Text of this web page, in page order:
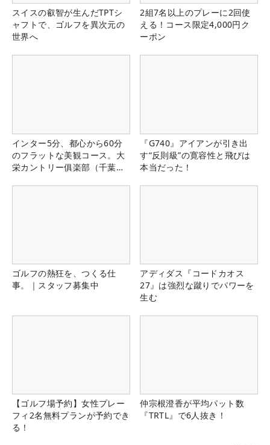
スイスの叡智が生んだTPTシ
ャフトで、ゴルフを異次元の
世界へ
2組7名以上のプレーに2回使
える！コース限定4,000円ク
ーポン
インター5分、都心から60分
のフラットな美観コース。大
栄カントリー俱楽部（千葉
『G740』アイアンが引き出
す“反則級”の寛容性と飛びは
本当だった！
ゴルフの熱狂を、つくる仕
事。｜スタッフ募集中
アディダス『コードカオス
27』は強烈な蹴りでパワーを
生む
【ゴルフ場予約】女性プレー
フィ2名無料プランが予約でき
る！
仲宗根澄香が平均パット数
『TRTL』で6人抜き！